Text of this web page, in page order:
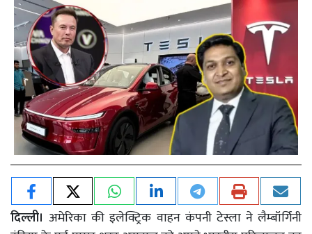
दिल्ली। अमेरिका की इलेक्ट्रिक वाहन कंपनी टेस्ला ने लैम्बॉर्गिनी